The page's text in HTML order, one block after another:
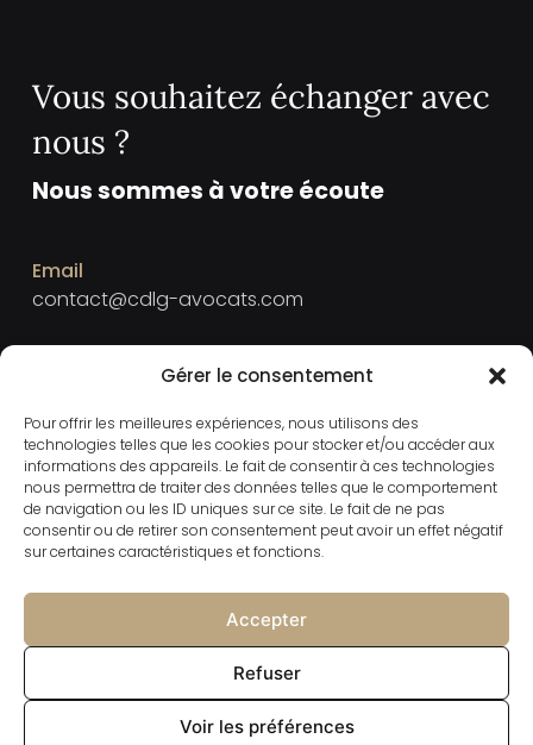
Gérer le consentement
Pour offrir les meilleures expériences, nous utilisons des
technologies telles que les cookies pour stocker et/ou accéder aux
informations des appareils. Le fait de consentir à ces technologies
nous permettra de traiter des données telles que le comportement
de navigation ou les ID uniques sur ce site. Le fait de ne pas
consentir ou de retirer son consentement peut avoir un effet négatif
sur certaines caractéristiques et fonctions.
Accepter
Refuser
Voir les préférences
Vous souhaitez échanger avec
nous ?
Nous sommes à votre écoute
Email
contact@cdlg-avocats.com
Adresse
4 cours Raphaël Binet 35000 RENNES